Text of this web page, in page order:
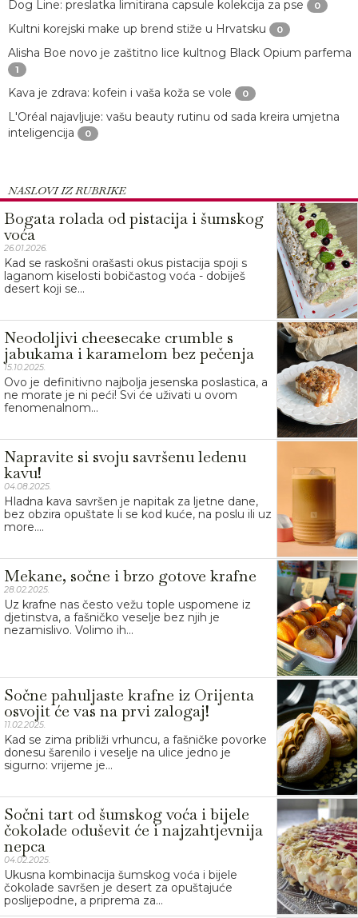
Dog Line: preslatka limitirana capsule kolekcija za pse 0
Kultni korejski make up brend stiže u Hrvatsku 0
Alisha Boe novo je zaštitno lice kultnog Black Opium parfema
1
Kava je zdrava: kofein i vaša koža se vole 0
L'Oréal najavljuje: vašu beauty rutinu od sada kreira umjetna
inteligencija
0
NASLOVI IZ RUBRIKE
Bogata rolada od pistacija i šumskog
voća
26.01.2026.
Kad se raskošni orašasti okus pistacija spoji s
laganom kiselosti bobičastog voća - dobiješ
desert koji se...
Neodoljivi cheesecake crumble s
jabukama i karamelom bez pečenja
15.10.2025.
Ovo je definitivno najbolja jesenska poslastica, a
ne morate je ni peći! Svi će uživati u ovom
fenomenalnom...
Napravite si svoju savršenu ledenu
kavu!
04.08.2025.
Hladna kava savršen je napitak za ljetne dane,
bez obzira opuštate li se kod kuće, na poslu ili uz
more....
Mekane, sočne i brzo gotove krafne
28.02.2025.
Uz krafne nas često vežu tople uspomene iz
djetinstva, a fašničko veselje bez njih je
nezamislivo. Volimo ih...
Sočne pahuljaste krafne iz Orijenta
osvojit će vas na prvi zalogaj!
11.02.2025.
Kad se zima približi vrhuncu, a fašničke povorke
donesu šarenilo i veselje na ulice jedno je
sigurno: vrijeme je...
Sočni tart od šumskog voća i bijele
čokolade oduševit će i najzahtjevnija
nepca
04.02.2025.
Ukusna kombinacija šumskog voća i bijele
čokolade savršen je desert za opuštajuće
poslijepodne, a priprema za...